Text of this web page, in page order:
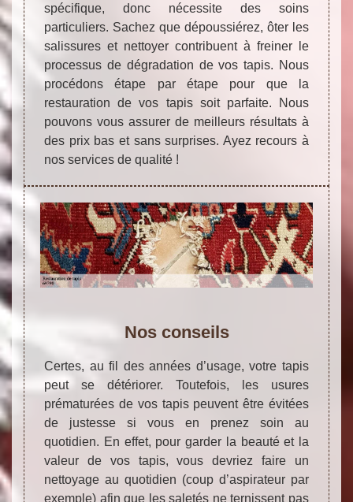
spécifique, donc nécessite des soins
particuliers. Sachez que dépoussiérez, ôter les
salissures et nettoyer contribuent à freiner le
processus de dégradation de vos tapis. Nous
procédons étape par étape pour que la
restauration de vos tapis soit parfaite. Nous
pouvons vous assurer de meilleurs résultats à
des prix bas et sans surprises. Ayez recours à
nos services de qualité !
Nos conseils
Certes, au fil des années d’usage, votre tapis
peut se détériorer. Toutefois, les usures
prématurées de vos tapis peuvent être évitées
de justesse si vous en prenez soin au
quotidien. En effet, pour garder la beauté et la
valeur de vos tapis, vous devriez faire un
nettoyage au quotidien (coup d’aspirateur par
exemple) afin que les saletés ne ternissent pas